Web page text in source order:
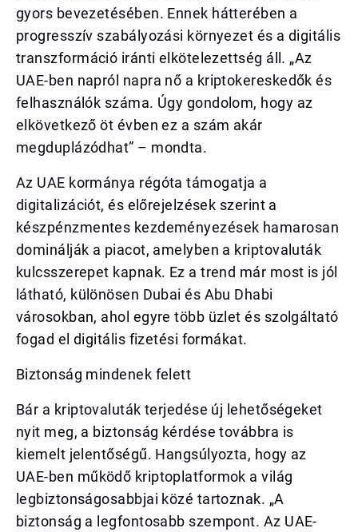
gyors bevezetésében. Ennek hátterében a
progresszív szabályozási környezet és a digitális
transzformáció iránti elkötelezettség áll. „Az
UAE-ben napról napra nő a kriptokereskedők és
felhasználók száma. Úgy gondolom, hogy az
elkövetkező öt évben ez a szám akár
megduplázódhat” – mondta.
Az UAE kormánya régóta támogatja a
digitalizációt, és előrejelzések szerint a
készpénzmentes kezdeményezések hamarosan
dominálják a piacot, amelyben a kriptovaluták
kulcsszerepet kapnak. Ez a trend már most is jól
látható, különösen Dubai és Abu Dhabi
városokban, ahol egyre több üzlet és szolgáltató
fogad el digitális fizetési formákat.
Biztonság mindenek felett
Bár a kriptovaluták terjedése új lehetőségeket
nyit meg, a biztonság kérdése továbbra is
kiemelt jelentőségű. Hangsúlyozta, hogy az
UAE-ben működő kriptoplatformok a világ
legbiztonságosabbjai közé tartoznak. „A
biztonság a legfontosabb szempont. Az UAE-